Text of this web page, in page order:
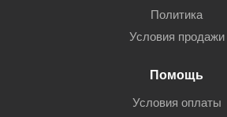
Политика
Условия продажи
Помощь
Условия оплаты